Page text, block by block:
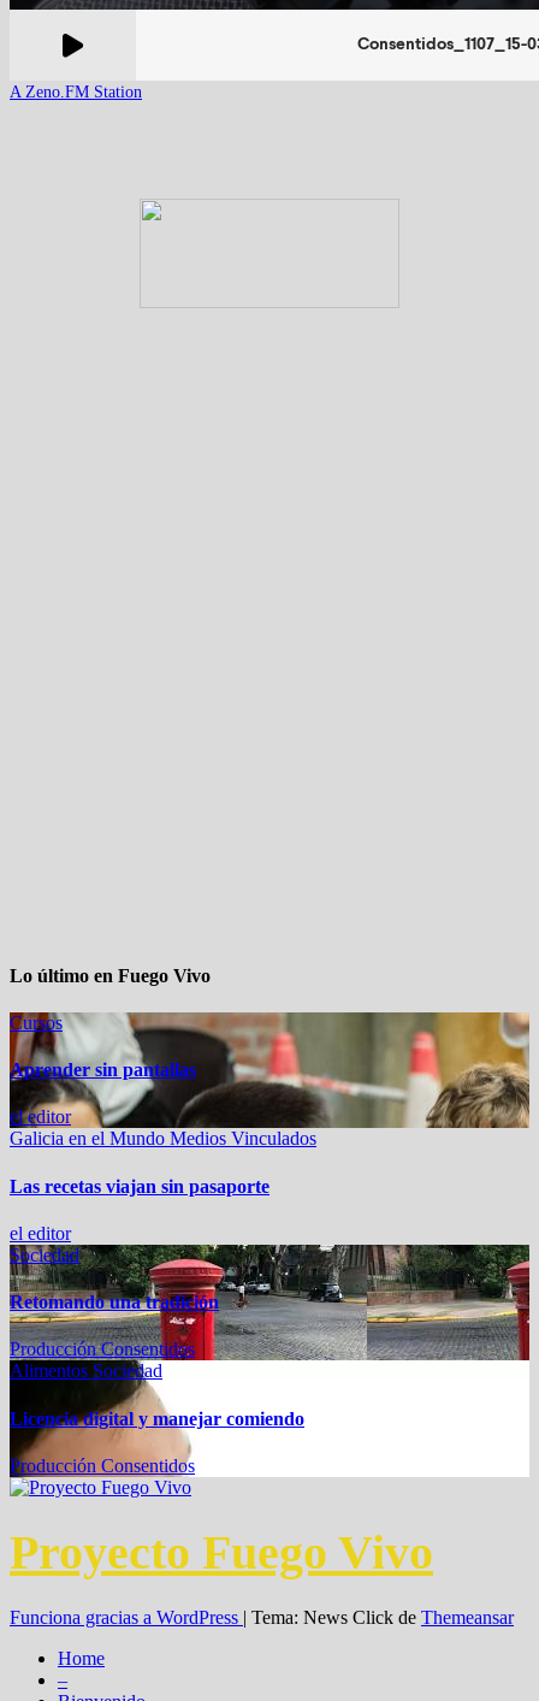
A Zeno.FM Station
Lo último en Fuego Vivo
Cursos
Aprender sin pantallas
el editor
Galicia en el Mundo Medios Vinculados
Las recetas viajan sin pasaporte
el editor
Sociedad
Retomando una tradición
Producción Consentidos
Alimentos Sociedad
Licencia digital y manejar comiendo
Producción Consentidos
Proyecto Fuego Vivo
Funciona gracias a WordPress | Tema: News Click de Themeansar
Home
–